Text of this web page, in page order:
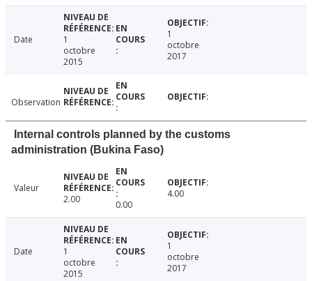
Date
1
octobre
2015
1
octobre
2017
Observation
Internal controls planned by the customs
administration (Bukina Faso)
Valeur
2.00
0.00
4.00
Date
1
octobre
2015
1
octobre
2017